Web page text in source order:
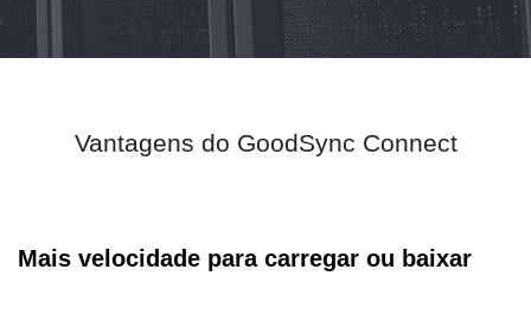
Vantagens do GoodSync Connect
Mais velocidade para carregar ou baixar